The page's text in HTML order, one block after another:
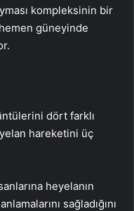
kompleksinin bir
hemen güneyinde
dört farklı
hareketini üç
heyelanın
sağladığını